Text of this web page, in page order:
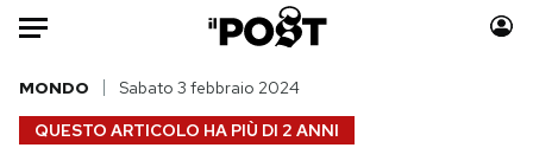
Auto
HOME
QUESTO ARTICOLO HA PIÙ DI 2 ANNI
MONDO Sabato 3 febbraio 2024